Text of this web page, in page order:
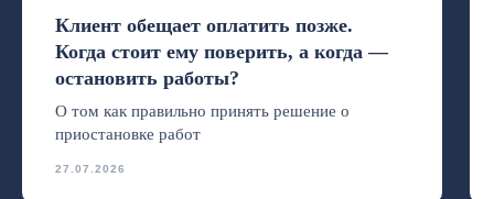
Клиент обещает оплатить позже.
Когда стоит ему поверить, а когда —
остановить работы?
О том как правильно принять решение о
приостановке работ
27.07.2026